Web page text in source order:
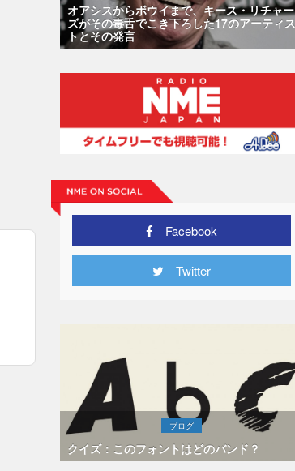
オアシスからボウイまで、キース・リチャー
ズがその毒舌でこき下ろした17のアーティス
トとその発言
Facebook
Twitter
ブログ
クイズ：このフォントはどのバンド？